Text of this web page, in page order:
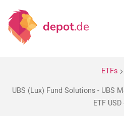
ETFs
UBS (Lux) Fund Solutions - UBS
ETF